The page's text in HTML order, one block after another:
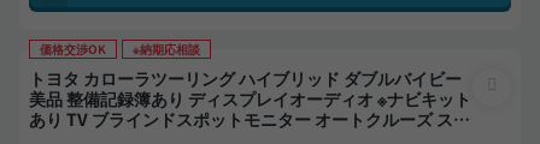
価格交渉OK ※納期応相談
トヨタ カローラツーリング ハイブリッド ダブルバイビー
美品 整備記録簿あり ディスプレイオーディオ ※ナビキット
あり TV ブラインドスポットモニター オートクルーズ スマ